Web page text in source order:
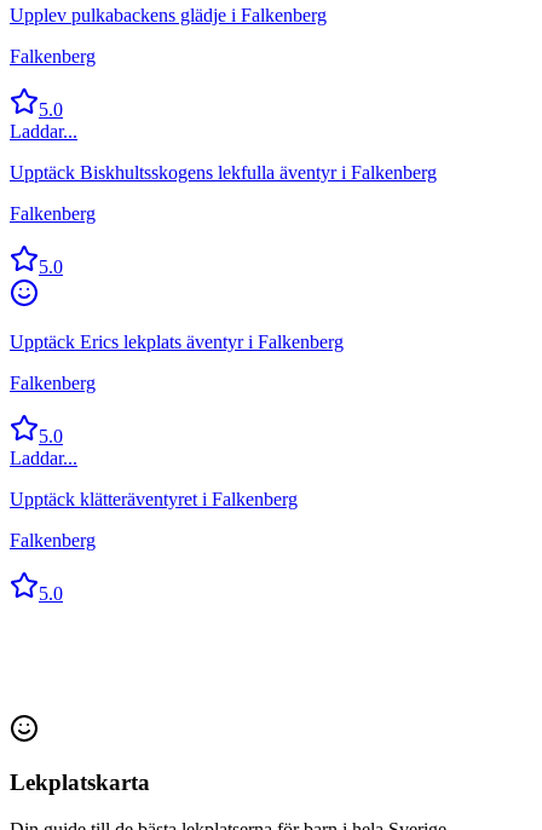
Upplev pulkabackens glädje i Falkenberg
Falkenberg
5.0
Laddar...
Upptäck Biskhultsskogens lekfulla äventyr i Falkenberg
Falkenberg
5.0
Upptäck Erics lekplats äventyr i Falkenberg
Falkenberg
5.0
Laddar...
Upptäck klätteräventyret i Falkenberg
Falkenberg
5.0
Lekplatskarta